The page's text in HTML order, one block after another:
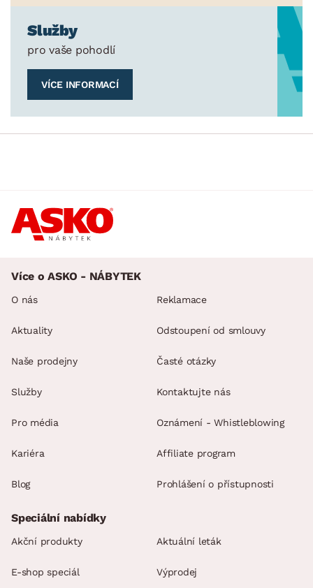
Služby
pro vaše pohodlí
VÍCE INFORMACÍ
Více o ASKO - NÁBYTEK
O nás
Aktuality
Naše prodejny
Služby
Pro média
Kariéra
Blog
Reklamace
Odstoupení od smlouvy
Časté otázky
Kontaktujte nás
Oznámení - Whistleblowing
Affiliate program
Prohlášení o přístupnosti
Speciální nabídky
Akční produkty Aktuální leták
E-shop speciál Výprodej